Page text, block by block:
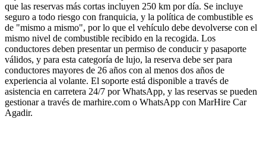
que las reservas más cortas incluyen 250 km por día. Se incluye
seguro a todo riesgo con franquicia, y la política de combustible es
de "mismo a mismo", por lo que el vehículo debe devolverse con el
mismo nivel de combustible recibido en la recogida. Los
conductores deben presentar un permiso de conducir y pasaporte
válidos, y para esta categoría de lujo, la reserva debe ser para
conductores mayores de 26 años con al menos dos años de
experiencia al volante. El soporte está disponible a través de
asistencia en carretera 24/7 por WhatsApp, y las reservas se pueden
gestionar a través de marhire.com o WhatsApp con MarHire Car
Agadir.